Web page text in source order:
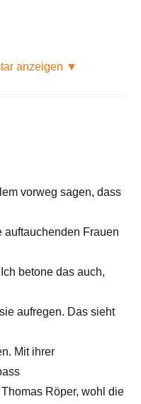
anzeigen ▼
vorweg sagen, dass
auftauchenden Frauen
betone das auch,
aufregen. Das sieht
Mit ihrer
Röper, wohl die